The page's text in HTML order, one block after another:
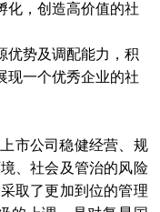
化，创造高价值的社
优势及调配能力，积
现一个优秀企业的社
市公司稳健经营、规
、社会及管治的风险
取了更加到位的管理